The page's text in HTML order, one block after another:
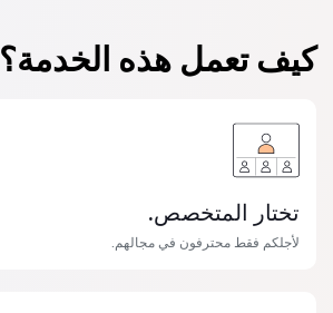
كيف تعمل هذه الخدمة؟
تختار المتخصص.
لأجلكم فقط محترفون في مجالهم.